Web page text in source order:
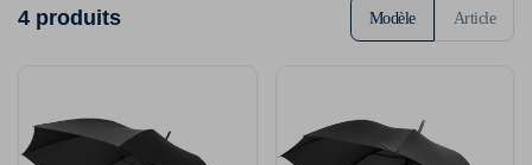
4 produits Modèle Article